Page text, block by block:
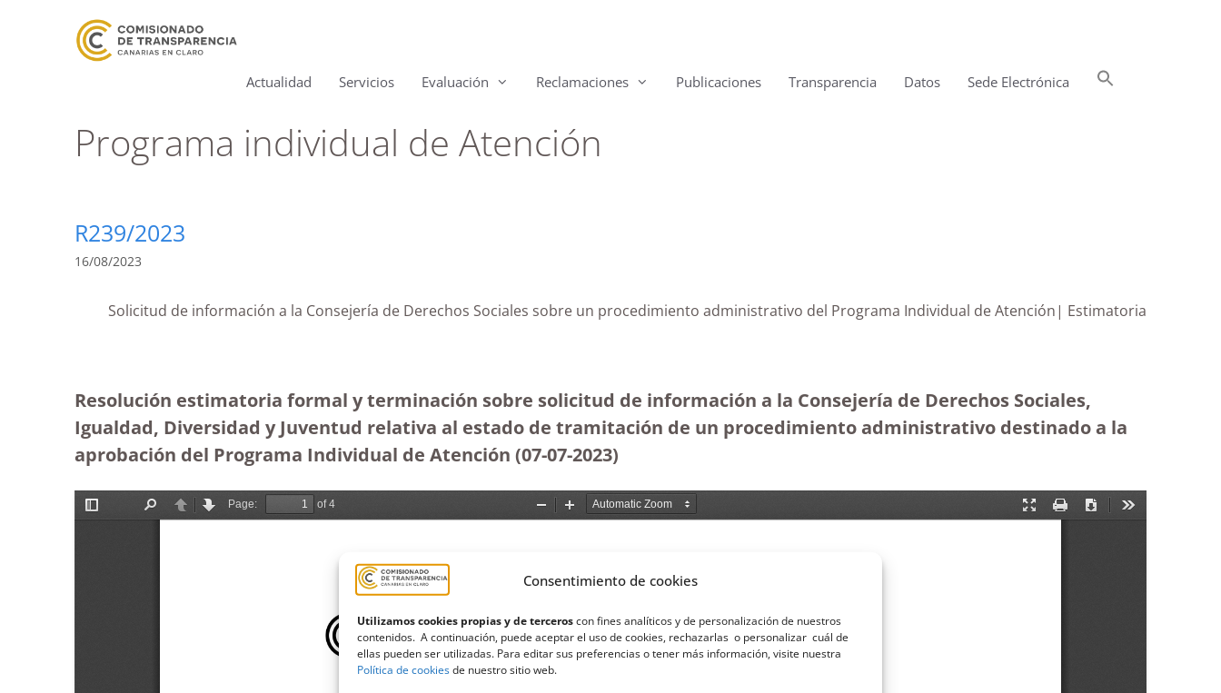
Consentimiento de cookies
Utilizamos cookies propias y de terceroscon fines analíticos y de personalización de nuestros
contenidos. A continuación, puede aceptar el uso de cookies, rechazarlas o personalizar cuál de
ellas pueden ser utilizadas. Para editar sus preferencias o tener más información, visite nuestra
Política de cookiesde nuestro sitio web.
Actualidad Servicios Evaluación Reclamaciones Publicaciones Transparencia Datos Sede Electrónica
Programa individual de Atención
R239/2023
16/08/2023
Solicitud de información a la Consejería de Derechos Sociales sobre un procedimiento administrativo del Programa Individual de Atención| Estimatoria
Resolución estimatoria formal y terminación sobre solicitud de información a la Consejería de Derechos Sociales,
Igualdad, Diversidad y Juventud relativa al estado de tramitación de un procedimiento administrativo destinado a la
aprobación del Programa Individual de Atención (07-07-2023)